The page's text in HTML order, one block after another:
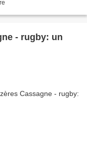
- rugby: un